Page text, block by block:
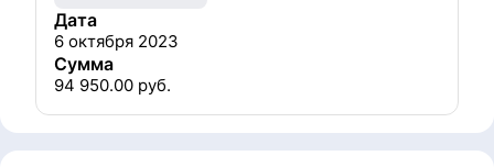
Дата
6 октября 2023
Сумма
94 950.00 руб.